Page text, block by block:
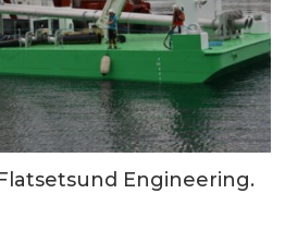
Engineering.